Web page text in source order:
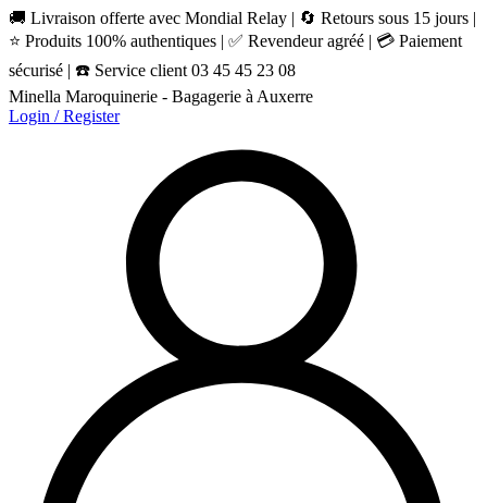
🚚 Livraison offerte avec Mondial Relay | 🔄 Retours sous 15 jours |
⭐ Produits 100% authentiques | ✅ Revendeur agréé | 💳 Paiement
sécurisé | ☎️ Service client 03 45 45 23 08
Minella Maroquinerie - Bagagerie à Auxerre
Login / Register